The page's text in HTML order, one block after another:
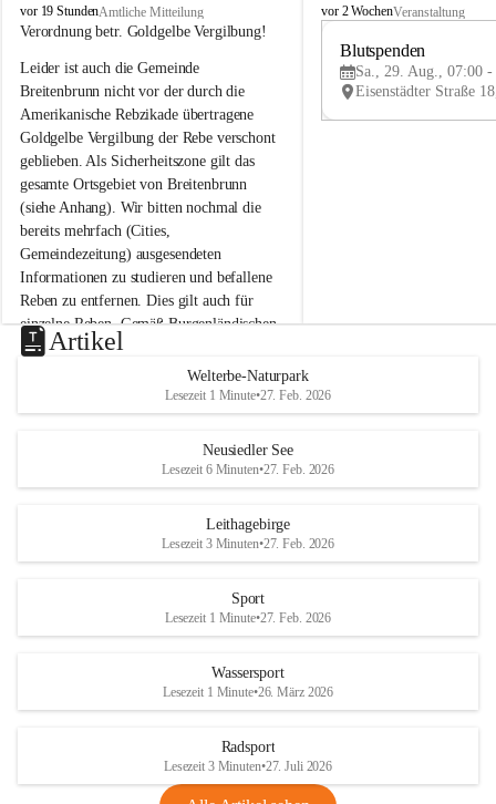
B
r
i
t
e
n
b
r
u
n
n
a
m
N
e
u
s
d
S
vor 19 StundenAmtliche Mitteilung
Verordnung betr. Goldgelbe Vergilbung!
Leider ist auch die Gemeinde
Breitenbrunn nicht vor der durch die
Amerikanische Rebzikade übertragene
Goldgelbe Vergilbung der Rebe verschont
geblieben. Als Sicherheitszone gilt das
gesamte Ortsgebiet von Breitenbrunn
(siehe Anhang). Wir bitten nochmal die
bereits mehrfach (Cities,
Gemeindezeitung) ausgesendeten
Informationen zu studieren und befallene
Reben zu entfernen. Dies gilt auch für
einzelne Reben. Gemäß Burgenländischen
Weinbaugesetz sind nicht gepflegte oder
unzulässige Weingärten zu roden! Bitte
helfen wir zusammen um unsere Winzer
vor den prognostizierten Ernteausfällen
und den daraus folgenden wirtschaftlichen
Maßnahmen zur Bekämpfung
Rebe und der Amerikanischen
Anhang VBl. EU Nr. 18
1 Seite•1,4 MB
VBl. EU Nr. 18_2026
B
e
u
e
d
r
S
vor 2 WochenVeranstaltung
Blutspenden
Sa., 29. Aug., 07:00 -
Artikel
Welterbe-Naturpark
Lesezeit 1 Minute•27. Feb. 2026
Neusiedler See
Lesezeit 6 Minuten•27. Feb. 2026
Leithagebirge
Lesezeit 3 Minuten•27. Feb. 2026
Sport
Lesezeit 1 Minute•27. Feb. 2026
Wassersport
Lesezeit 1 Minute•26. März 2026
Radsport
Lesezeit 3 Minuten•27. Juli 2026